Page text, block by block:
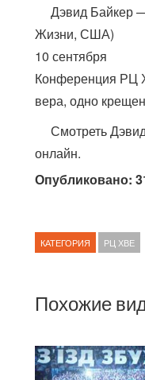
Дэвид Байкер
Жизни, США)
10 сентября
Конференция РЦ
вера, одно
Смотреть
онлайн.
Опубликовано:
КАТЕГОРИЯ РЦ ХВЕ
Похожие